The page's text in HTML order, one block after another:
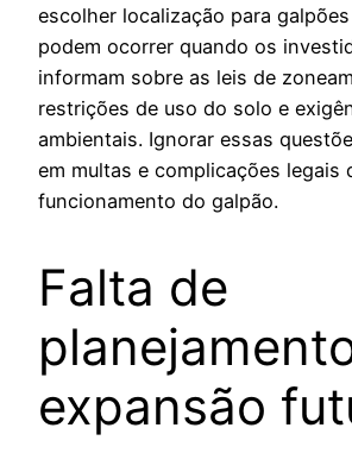
escolher localização para
podem ocorrer quando os
informam sobre as leis de
restrições de uso do solo e
ambientais. Ignorar essas
em multas e complicações legais
funcionamento do galpão.
Falta de
expansão